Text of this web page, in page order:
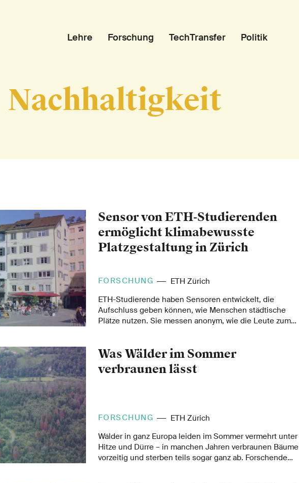
Lehre Forschung TechTransfer Politik
Nachhaltigkeit
Sensor von ETH-Studierenden
ermöglicht klimabewusste
Platzgestaltung in Zürich
FORSCHUNG
ETH Zürich
ETH-Studierende haben Sensoren entwickelt, die
Aufschluss geben können, wie Menschen städtische
Plätze nutzen. Sie messen anonym, wie die Leute zum
künftig für eine bedarfsgerechte Planung von
öffentlichen Räumen zum Einsatz kommen.
Was Wälder im Sommer
verbraunen lässt
FORSCHUNG
ETH Zürich
Wälder in ganz Europa leiden im Sommer vermehrt unter
Hitze und Dürre – in manchen Jahren verbraunen Bäume
vorzeitig und sterben teils sogar ganz ab. Forschende